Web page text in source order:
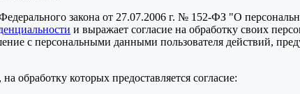
закона от 27.07.2006 г. № 152-ФЗ "О
и выражает согласие на обработку своих
с персональными данными пользователя действий,
обработку которых предоставляется согласие: